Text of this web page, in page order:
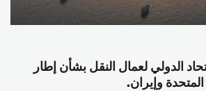
الدولي لعمال النقل بشأن إطار
وإيران.